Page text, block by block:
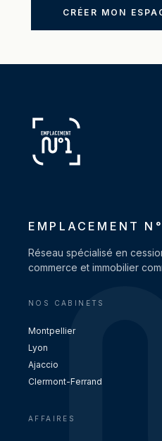
CRÉER MON
EMPLACEMENT
Réseau spécialisé en
commerce et immobilier
NOS CABINETS
Montpellier
Lyon
Ajaccio
Clermont-Ferrand
AFFAIRES